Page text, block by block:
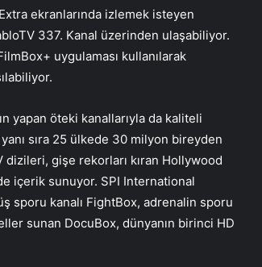
ekranlarında izlemek isteyen
337. Kanal üzerinden ulaşabiliyor.
uygulaması kullanılarak
yapan öteki kanallarıyla da kaliteli
sıra 25 ülkede 30 milyon bireyden
gişe rekorları kıran Hollywood
içerik sunuyor. SPI International
sporu kanalı FightBox, adrenalin sporu
sunan DocuBox, dünyanın birinci HD